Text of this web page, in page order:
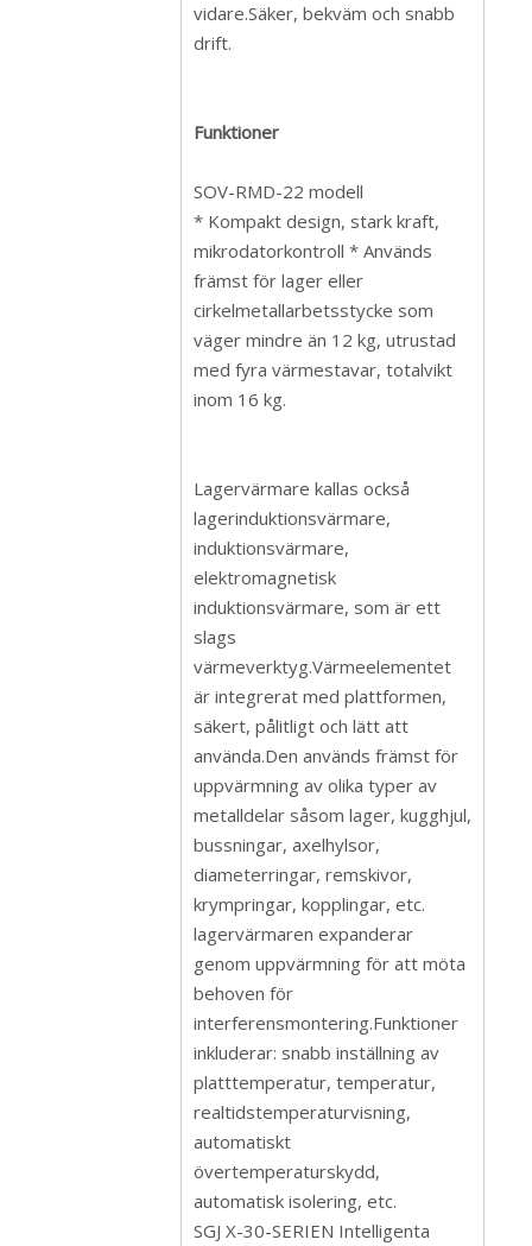
vidare.Säker, bekväm och snabb
drift.
Funktioner
SOV-RMD-22 modell
* Kompakt design, stark kraft,
mikrodatorkontroll * Används
främst för lager eller
cirkelmetallarbetsstycke som
väger mindre än 12 kg, utrustad
med fyra värmestavar, totalvikt
inom 16 kg.
Lagervärmare kallas också
lagerinduktionsvärmare,
induktionsvärmare,
elektromagnetisk
induktionsvärmare, som är ett
slags
värmeverktyg.Värmeelementet
är integrerat med plattformen,
säkert, pålitligt och lätt att
använda.Den används främst för
uppvärmning av olika typer av
metalldelar såsom lager, kugghjul,
bussningar, axelhylsor,
diameterringar, remskivor,
krympringar, kopplingar, etc.
lagervärmaren expanderar
genom uppvärmning för att möta
behoven för
interferensmontering.Funktioner
inkluderar: snabb inställning av
platttemperatur, temperatur,
realtidstemperaturvisning,
automatiskt
övertemperaturskydd,
automatisk isolering, etc.
SGJ X-30-SERIEN Intelligenta